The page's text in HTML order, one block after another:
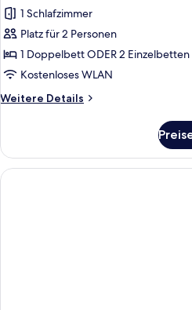
1 Schlafzimmer
Platz für 2 Personen
1 Doppelbett ODER 2 Einzelbetten
Kostenloses WLAN
Weitere Details
Weitere